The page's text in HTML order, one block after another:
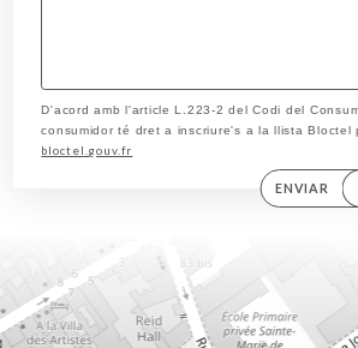
D'acord amb l'article L.223-2 del Codi del
consumidor té dret a inscriure's a la llista Bloctel
bloctel.gouv.fr
ENVIAR